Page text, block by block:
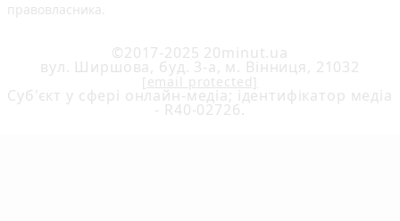
правовласника.
©2017-2025 20minut.ua
вул. Ширшова, буд. 3-а, м. Вінниця, 21032
[email protected]
Cуб'єкт у сфері онлайн-медіа; ідентифікатор медіа
- R40-02726.